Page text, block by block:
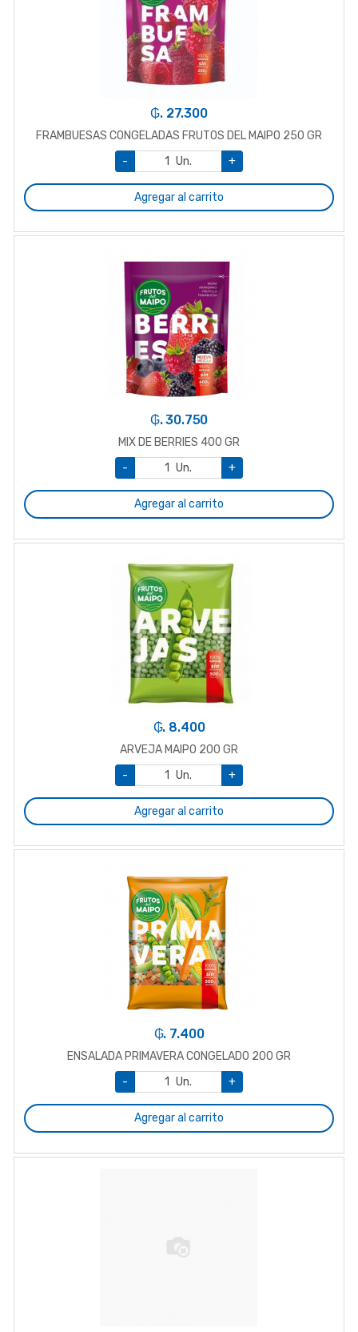
₲. 27.300
FRAMBUESAS CONGELADAS FRUTOS DEL MAIPO 250 GR
-
Un. +
Agregar al carrito
₲. 30.750
MIX DE BERRIES 400 GR
-
Un. +
Agregar al carrito
₲. 8.400
ARVEJA MAIPO 200 GR
-
Un. +
Agregar al carrito
₲. 7.400
ENSALADA PRIMAVERA CONGELADO 200 GR
-
Un. +
Agregar al carrito